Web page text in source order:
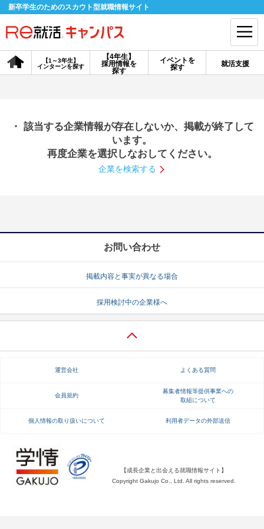
新卒学生のためのスカウト型就職情報サイト
【4年生】
採用情報を
探す
【1～3年生】
インターンを探す
イベントを
探す
就活支援
会員登録 ログイン
探す
【4年生】
説明会を探す
就活ノウハウ・サポート
就活ノウハウが満載！ お役立ち記事・相談室など
就活ニュースペーパー よくある質問
不明点があればこちら
・ 該当する企業情報が存在しないか、掲載が終了して
います。
再度企業を選択しなおしてください。
企業を検索する
お問い合わせ
掲載内容と事実が異なる場合
採用検討中の企業様へ
運営会社 よくある質問
会員規約
募集者情報等提供事業への
取組について
個人情報の取り扱いについて 利用者データの外部送信
【成長企業と出会える就職情報サイト】
Copyright Gakujo Co., Ltd. All rights reserved.